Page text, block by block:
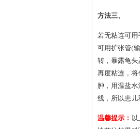
方法三、
若无粘连可用
可用扩张管(
转，暴露龟
再度粘连，
肿，用温盐
线，所以患儿
温馨提示：